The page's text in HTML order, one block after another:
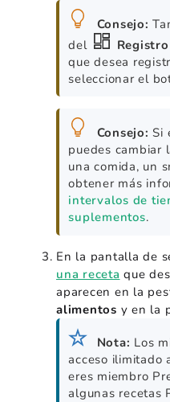
Consejo:
del
que desea
seleccionar el
Consejo: Si
puedes cambiar
una comida, un
obtener más
intervalos de
suplementos.
En la pantalla de
una receta que
aparecen en la
alimentos y en la
Nota: Los
acceso ilimitado
eres miembro
algunas recetas